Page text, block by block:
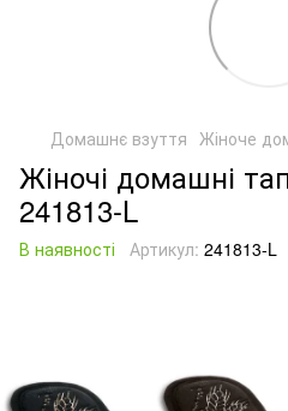
Домашнє взуття Жіноче
Жіночі домашні
241813-L
В наявності Артикул: 241813-L